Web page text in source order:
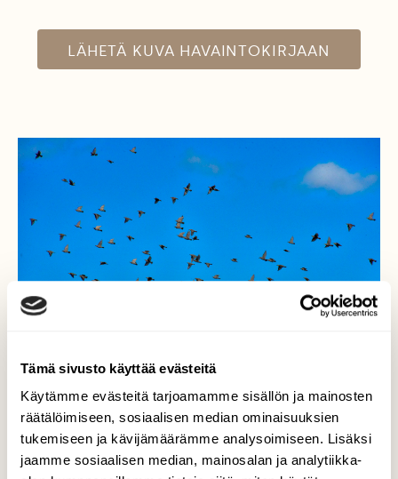
Tämä sivusto käyttää evästeitä
Käytämme evästeitä tarjoamamme sisällön ja mainosten
räätälöimiseen, sosiaalisen median ominaisuuksien
tukemiseen ja kävijämäärämme analysoimiseen. Lisäksi
jaamme sosiaalisen median, mainosalan ja analytiikka-
LÄHETÄ KUVA HAVAINTOKIRJAAN
Lintuparvi